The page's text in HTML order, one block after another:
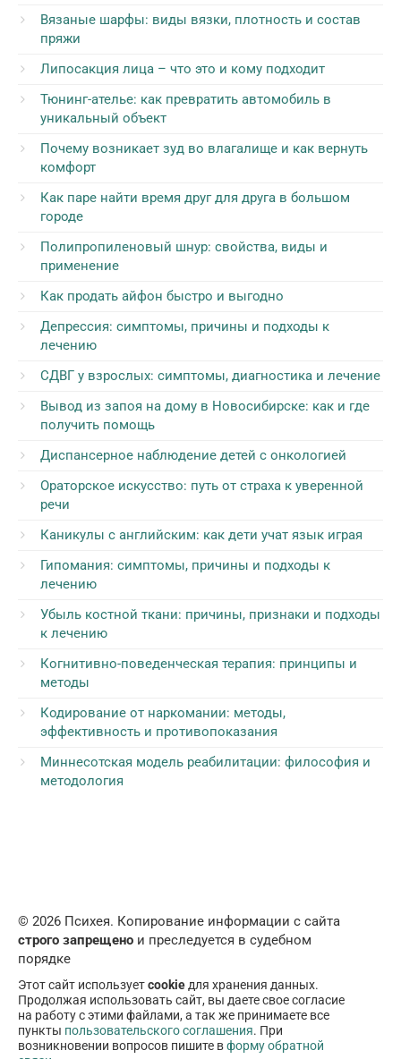
Вязаные шарфы: виды вязки, плотность и состав
пряжи
Липосакция лица – что это и кому подходит
Тюнинг-ателье: как превратить автомобиль в
уникальный объект
Почему возникает зуд во влагалище и как вернуть
комфорт
Как паре найти время друг для друга в большом
городе
Полипропиленовый шнур: свойства, виды и
применение
Как продать айфон быстро и выгодно
Депрессия: симптомы, причины и подходы к
лечению
СДВГ у взрослых: симптомы, диагностика и лечение
Вывод из запоя на дому в Новосибирске: как и где
получить помощь
Диспансерное наблюдение детей с онкологией
Ораторское искусство: путь от страха к уверенной
речи
Каникулы с английским: как дети учат язык играя
Гипомания: симптомы, причины и подходы к
лечению
Убыль костной ткани: причины, признаки и подходы
к лечению
Когнитивно-поведенческая терапия: принципы и
методы
Кодирование от наркомании: методы,
эффективность и противопоказания
Миннесотская модель реабилитации: философия и
методология
© 2026 Психея. Копирование информации с сайта
строго запрещено и преследуется в судебном
порядке
Этот сайт используетcookieдля хранения данных.
Продолжая использовать сайт, вы даете свое согласие
на работу с этими файлами, а так же принимаете все
пункты пользовательского соглашения. При
возникновении вопросов пишите вформу обратной